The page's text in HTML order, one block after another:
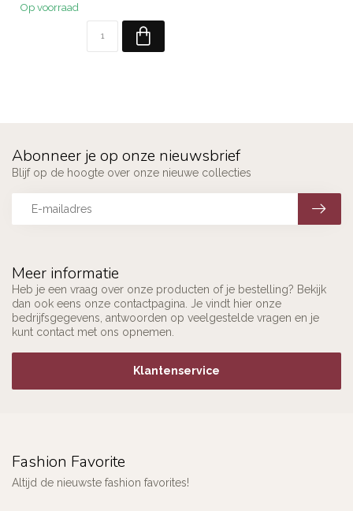
Op voorraad
Meer informatie
Heb je een vraag over onze producten of je bestelling? Bekijk
dan ook eens onze contactpagina. Je vindt hier onze
bedrijfsgegevens, antwoorden op veelgestelde vragen en je
kunt contact met ons opnemen.
Klantenservice
Abonneer je op onze nieuwsbrief
Blijf op de hoogte over onze nieuwe collecties
Fashion Favorite
Altijd de nieuwste fashion favorites!